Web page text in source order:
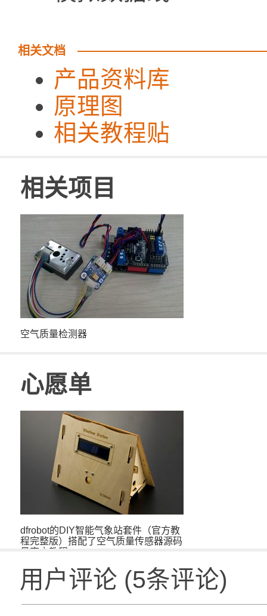
相关文档
产品资料库
原理图
相关教程贴
相关项目
空气质量检测器
心愿单
dfrobot的DIY智能气象站套件（官方教
程完整版）搭配了空气质量传感器源码
见官方教程
用户评论 (5条评论)